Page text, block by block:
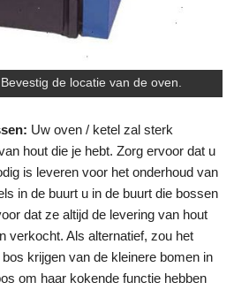
de locatie van de oven.
Uw oven / ketel zal sterk
hout die je hebt. Zorg ervoor dat u
is leveren voor het onderhoud van
in de buurt u in de buurt die bossen
dat ze altijd de levering van hout
verkocht. Als alternatief, zou het
krijgen van de kleinere bomen in
om haar kokende functie hebben